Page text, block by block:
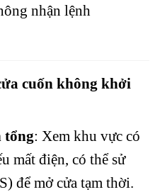
nhận lệnh
cuốn không khởi
tổng: Xem khu vực có
mất điện, có thể sử
để mở cửa tạm thời.